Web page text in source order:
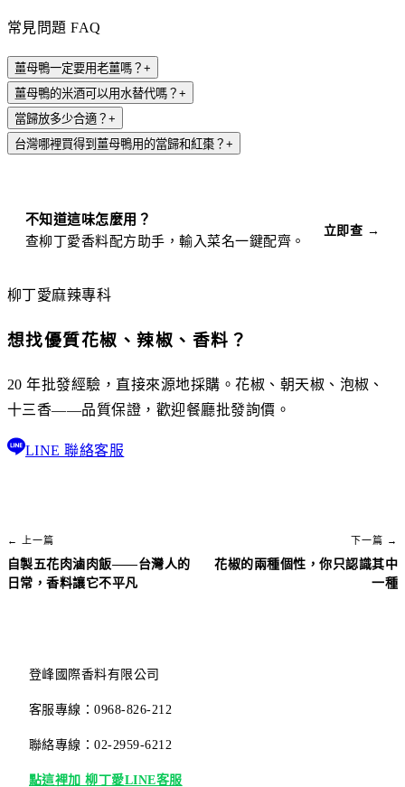
常見問題 FAQ
薑母鴨一定要用老薑嗎？ +
薑母鴨的米酒可以用水替代嗎？ +
當歸放多少合適？ +
台灣哪裡買得到薑母鴨用的當歸和紅棗？ +
不知道這味怎麼用？
查柳丁愛香料配方助手，輸入菜名一鍵配齊。
立即查 →
柳丁愛麻辣專科
想找優質花椒、辣椒、香料？
20 年批發經驗，直接來源地採購。花椒、朝天椒、泡椒、
十三香——品質保證，歡迎餐廳批發詢價。
LINE 聯絡客服
← 上一篇
自製五花肉滷肉飯——台灣人的
日常，香料讓它不平凡
下一篇 →
花椒的兩種個性，你只認識其中
一種
登峰國際香料有限公司
客服專線：0968-826-212
聯絡專線：02-2959-6212
點這裡加 柳丁愛LINE客服